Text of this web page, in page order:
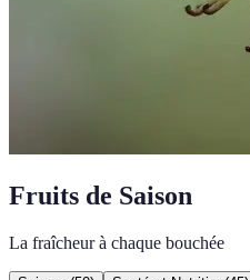
Fruits de Saison
La fraîcheur à chaque bouchée